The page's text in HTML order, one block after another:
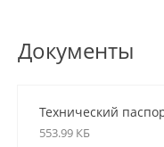
Документы
Технический
нержавеющей
553.99 КБ